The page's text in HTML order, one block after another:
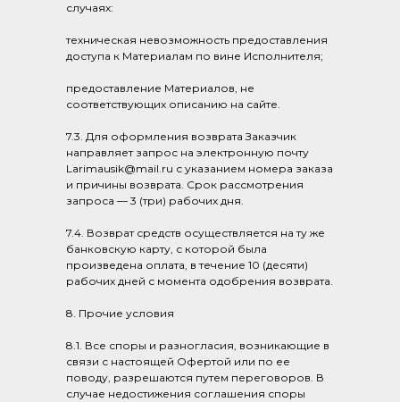
случаях:
техническая невозможность предоставления
доступа к Материалам по вине Исполнителя;
предоставление Материалов, не
соответствующих описанию на сайте.
7.3. Для оформления возврата Заказчик
направляет запрос на электронную почту
Larimausik@mail.ru с указанием номера заказа
и причины возврата. Срок рассмотрения
запроса — 3 (три) рабочих дня.
7.4. Возврат средств осуществляется на ту же
банковскую карту, с которой была
произведена оплата, в течение 10 (десяти)
рабочих дней с момента одобрения возврата.
8. Прочие условия
8.1. Все споры и разногласия, возникающие в
связи с настоящей Офертой или по ее
поводу, разрешаются путем переговоров. В
случае недостижения соглашения споры